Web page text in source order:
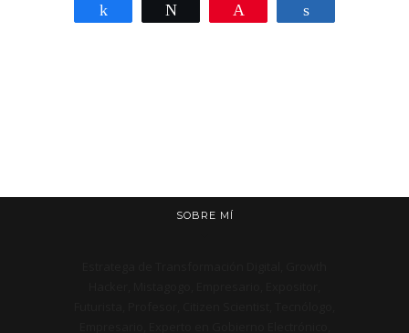
Compartir Twittear
SOBRE MÍ